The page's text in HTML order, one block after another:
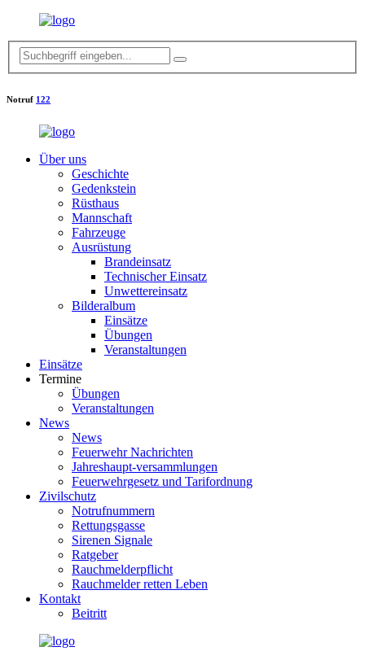
Notruf 122
Über uns
Geschichte
Gedenkstein
Rüsthaus
Mannschaft
Fahrzeuge
Ausrüstung
Brandeinsatz
Technischer Einsatz
Unwettereinsatz
Bilderalbum
Einsätze
Übungen
Veranstaltungen
Einsätze
Termine
Übungen
Veranstaltungen
News
News
Feuerwehr Nachrichten
Jahreshaupt-versammlungen
Feuerwehrgesetz und Tarifordnung
Zivilschutz
Notrufnummern
Rettungsgasse
Sirenen Signale
Ratgeber
Rauchmelderpflicht
Rauchmelder retten Leben
Kontakt
Beitritt